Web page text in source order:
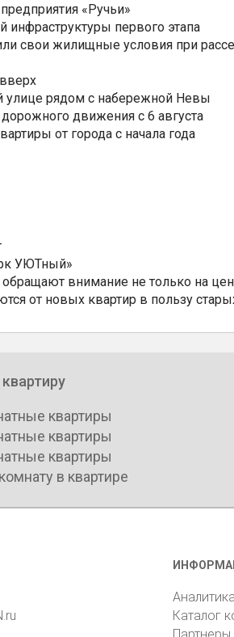
«Ручьи»
первого этапа
свои жилищные условия при
улице рядом с набережной Невы
движения с 6 августа
от города с начала года
УЮТный»
внимание не только на
от новых квартир в пользу
квартиры
квартиры
квартиры
в квартире
Каталог
Партнеры